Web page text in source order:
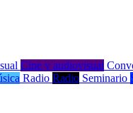
Cine y audiovisual
Radio Radio Seminario